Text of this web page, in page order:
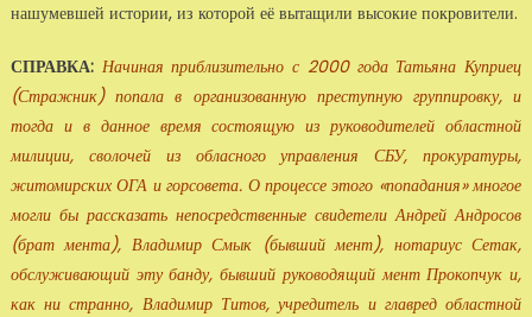
нашумевшей истории, из которой её вытащили высокие покровители.
СПРАВКА: Начиная приблизительно с 2000 года Татьяна Куприец
(Стражник) попала в организованную преступную группировку, и
тогда и в данное время состоящую из руководителей областной
милиции, сволочей из обласного управления СБУ, прокуратуры,
житомирских ОГА и горсовета. О процессе этого «попадания» многое
могли бы рассказать непосредственные свидетели Андрей Андросов
(брат мента), Владимир Смык (бывший мент), нотариус Сетак,
обслуживающий эту банду, бывший руководящий мент Прокопчук и,
как ни странно, Владимир Титов, учредитель и главред областной